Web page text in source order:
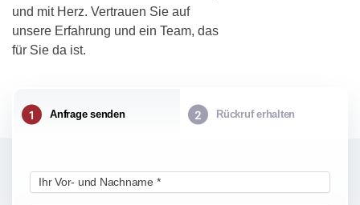
und mit Herz. Vertrauen Sie auf
unsere Erfahrung und ein Team, das
für Sie da ist.
Anfrage senden Rückruf erhalten